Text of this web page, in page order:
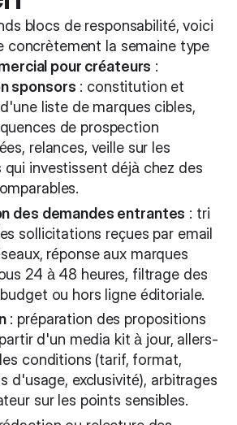
blocs de responsabilité, voici
concrètement la semaine type
pour créateurs :
sponsors : constitution et
liste de marques cibles,
de prospection
relances, veille sur les
qui investissent déjà chez des
des demandes entrantes : tri
sollicitations reçues par email
réponse aux marques
24 à 48 heures, filtrage des
ou hors ligne éditoriale.
: préparation des propositions
d'un media kit à jour, allers-
conditions (tarif, format,
d'usage, exclusivité), arbitrages
sur les points sensibles.